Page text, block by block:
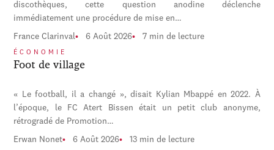
discothèques, cette question anodine déclenche
immédiatement une procédure de mise en…
France Clarinval 6 Août 2026 7 min de lecture
ÉCONOMIE
Foot de village
« Le football, il a changé », disait Kylian Mbappé en 2022. À
l’époque, le FC Atert Bissen était un petit club anonyme,
rétrogradé de Promotion…
Erwan Nonet 6 Août 2026 13 min de lecture